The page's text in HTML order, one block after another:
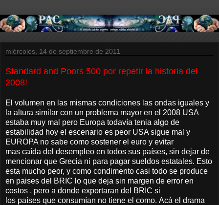
miércoles, 14 de septiembre de 2011
Standard and Poors 500 por repetir la historia del
2008!
El volumen en las mismas condiciones las ondas iguales y
la altura similar con un problema mayor en el 2008 USA
estaba muy mal pero Europa todavía tenia algo de
estabilidad hoy el escenario es peor USA sigue mal y
EUROPA no sabe como sostener el euro y evitar
mas caída del desempleo en todos sus países, sin dejar de
mencionar que Grecia ni para pagar sueldos estatales. Esto
esta mucho peor, y como condimento casi todo se produce
en paises del BRIC lo que deja sin margen de error en
costos , pero a donde exportaran del BRIC si
los países que consumían no tiene el como. Acá el drama